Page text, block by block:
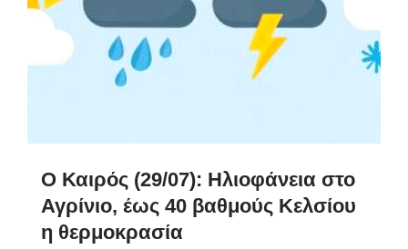
Ο Καιρός (29/07): Ηλιοφάνεια στο
Αγρίνιο, έως 40 βαθμούς Κελσίου
η θερμοκρασία